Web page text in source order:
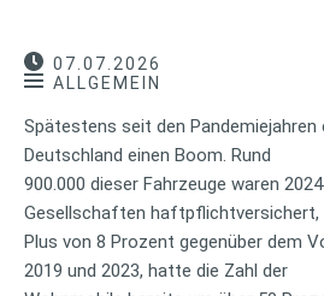
07.07.2026
ALLGEMEIN
Spätestens seit den Pandemiejahren
Deutschland einen Boom. Rund
900.000 dieser Fahrzeuge waren
Gesellschaften haftpflichtversichert,
Plus von 8 Prozent gegenüber dem
2019 und 2023, hatte die Zahl der